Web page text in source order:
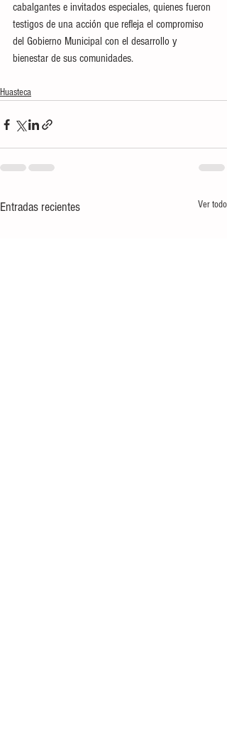
cabalgantes e invitados especiales, quienes fueron
testigos de una acción que refleja el compromiso
del Gobierno Municipal con el desarrollo y
bienestar de sus comunidades.
Huasteca
Entradas recientes Ver todo